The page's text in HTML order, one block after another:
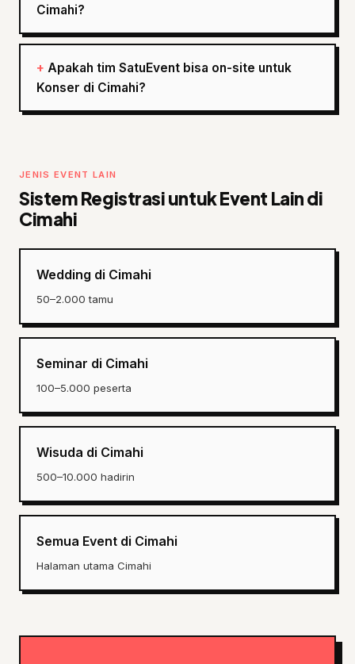
Cimahi?
Apakah tim SatuEvent bisa on-site untuk
Konser di Cimahi?
JENIS EVENT LAIN
Sistem Registrasi untuk Event Lain di
Cimahi
Wedding di Cimahi
50–2.000 tamu
Seminar di Cimahi
100–5.000 peserta
Wisuda di Cimahi
500–10.000 hadirin
Semua Event di Cimahi
Halaman utama Cimahi